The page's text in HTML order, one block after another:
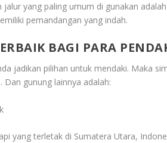
yang paling umum di gunakan
pemandangan yang indah.
BAGI PARA
jadikan pilihan untuk mendaki. Maka
. Dan gunung lainnya adalah:
yang terletak di Sumatera Utara,